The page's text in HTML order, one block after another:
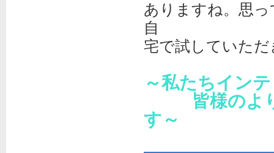
ありますね。思
自
宅で試していた
～私たちイン
皆様のより
す～